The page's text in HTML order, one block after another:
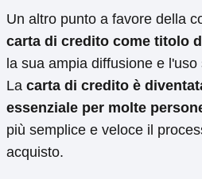
Un altro punto a favore della
carta di credito come titolo
la sua ampia diffusione e
La carta di credito è
essenziale per molte
più semplice e veloce il
acquisto.